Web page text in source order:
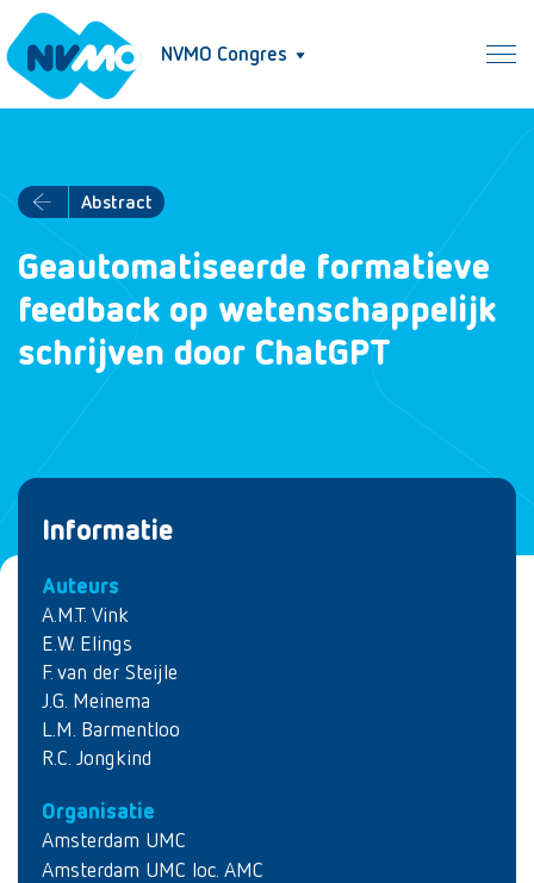
NVMO Congres
Abstract
Geautomatiseerde formatieve
feedback op wetenschappelijk
schrijven door ChatGPT
Informatie
Auteurs
A.M.T. Vink
E.W. Elings
F. van der Steijle
J.G. Meinema
L.M. Barmentloo
R.C. Jongkind
Organisatie
Amsterdam UMC
Amsterdam UMC loc. AMC